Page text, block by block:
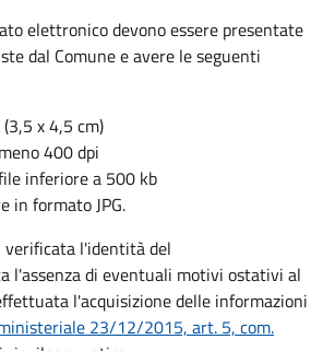
elettronico devono essere presentate
dal Comune e avere le seguenti
x 4,5 cm)
400 dpi
inferiore a 500 kb
in formato JPG.
verificata l'identità del
l'assenza di eventuali motivi ostativi al
l'acquisizione delle informazioni
23/12/2015, art. 5, com.